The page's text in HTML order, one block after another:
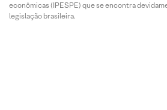
econômicas (IPESPE) que se encontra
legislação brasileira.